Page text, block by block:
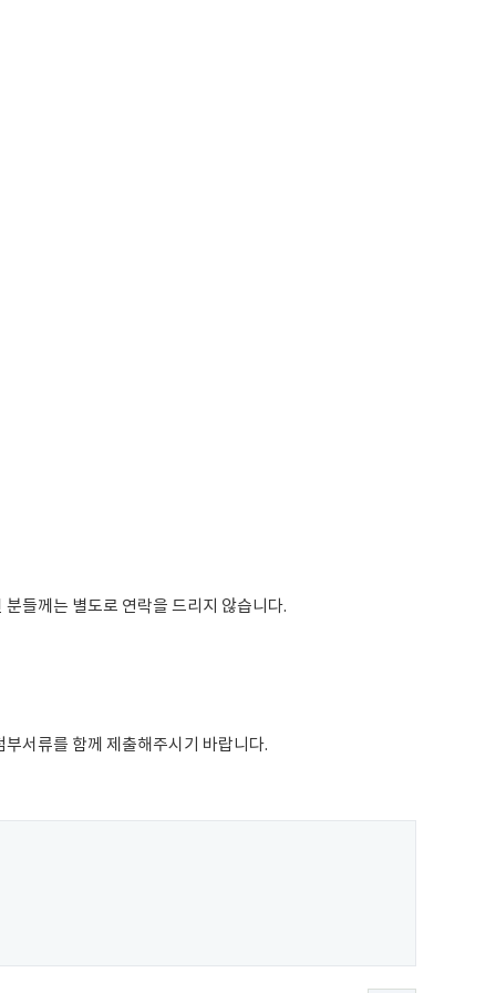
들께는 별도로 연락을 드리지 않습니다.
서류를 함께 제출해주시기 바랍니다.